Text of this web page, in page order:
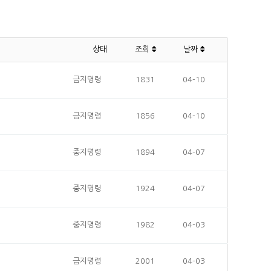
상태 조회 날짜
금지명령 1831 04-10
금지명령 1856 04-10
중지명령 1894 04-07
중지명령 1924 04-07
중지명령 1982 04-03
금지명령 2001 04-03